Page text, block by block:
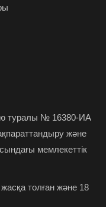
туралы № 16380-ИА
және
мемлекеттік
толған және 18